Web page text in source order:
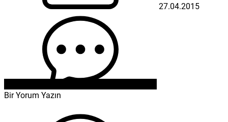
27.04.2015
Bir Yorum Yazın